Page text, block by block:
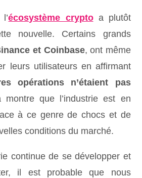
écosystème cryptoa plutôt
nouvelle. Certains grands
et Coinbase, ont même
leurs utilisateurs en affirmant
opérations n’étaient pas
montre que l’industrie est en
à ce genre de chocs et de
conditions du marché.
continue de se développer et
il est probable que nous